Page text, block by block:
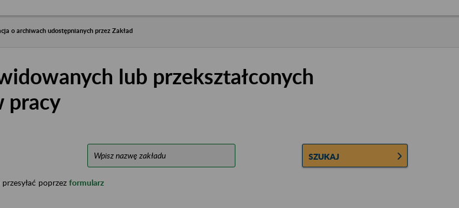
o archiwach udostępnianych przez Zakład
lub przekształconych
pracy
SZUKAJ
poprzez formularz